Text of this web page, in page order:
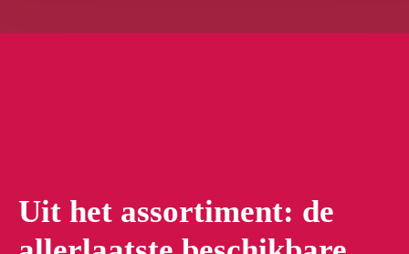
Uit het assortiment: de